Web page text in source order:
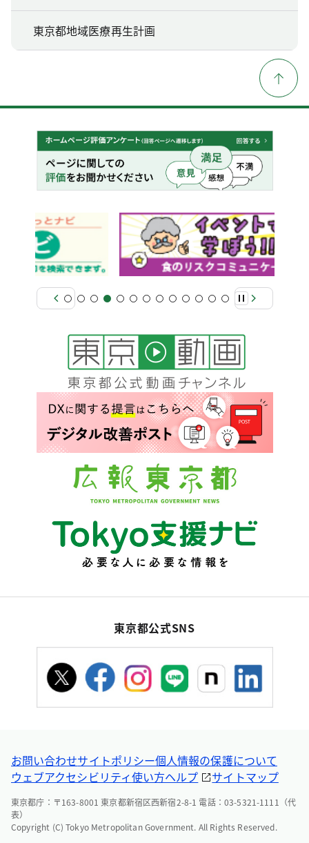
東京都地域医療再生計画
東京都公式SNS
お問い合わせサイトポリシー個人情報の保護について
ウェブアクセシビリティ使い方ヘルプ サイトマップ
東京都庁：〒163-8001 東京都新宿区西新宿2-8-1 電話：03-5321-1111（代
表）
Copyright (C) Tokyo Metropolitan Government. All Rights Reserved.